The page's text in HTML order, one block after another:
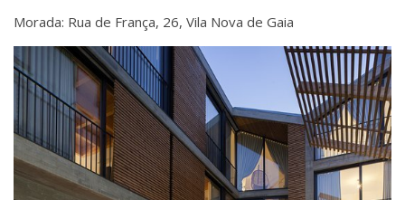
Morada: Rua de França, 26, Vila Nova de Gaia